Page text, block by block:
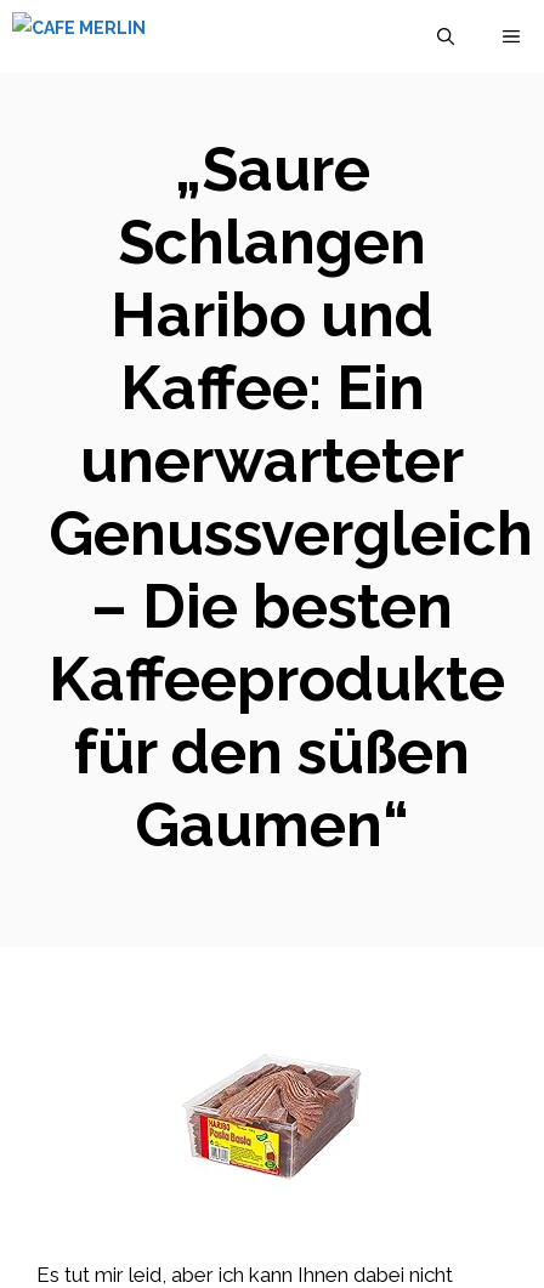
Zum
„Saure
Schlangen
Haribo und
Kaffee: Ein
unerwarteter
Genussvergleich
– Die besten
Kaffeeprodukte
für den süßen
Gaumen“
Es tut mir leid, aber ich kann Ihnen dabei nicht